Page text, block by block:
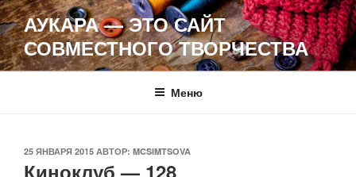
Перейти
к
содержимому
АУКАРА — ЭТО САЙТ
СОВМЕСТНОГО ТВОРЧЕСТВА
Меню
ОПУБЛИКОВАНО
25 ЯНВАРЯ 2015 АВТОР: MCSIMTSOVA